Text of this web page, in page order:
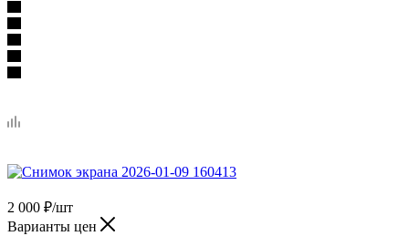
2 000 ₽/шт
Варианты цен